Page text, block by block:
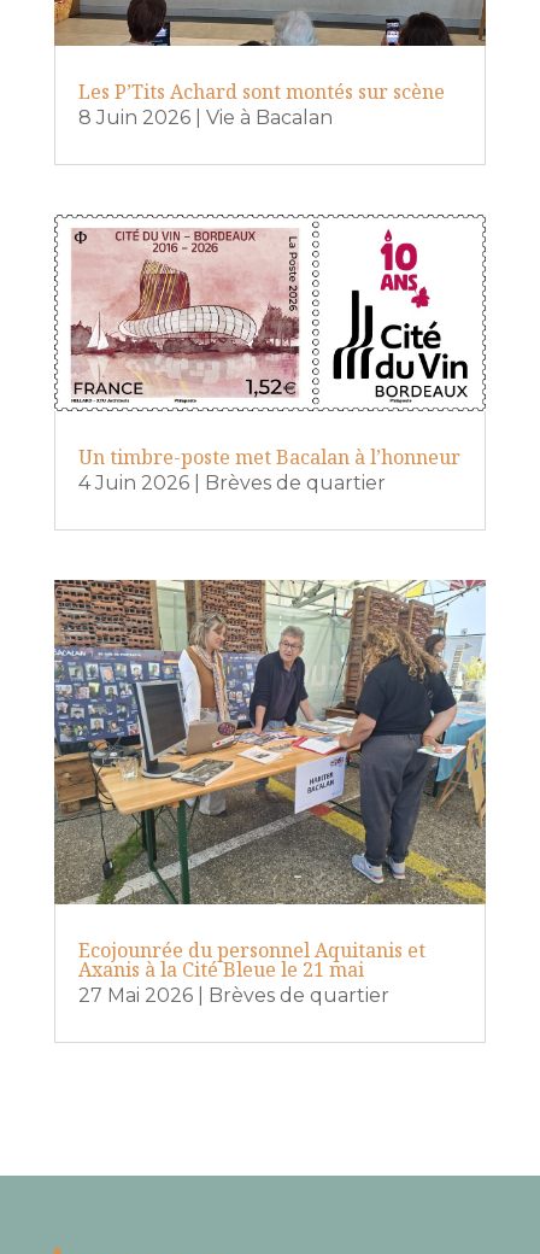
Les P’Tits Achard sont montés sur scène
8 Juin 2026| Vie à Bacalan
Un timbre-poste met Bacalan à l’honneur
4 Juin 2026| Brèves de quartier
Ecojounrée du personnel Aquitanis et
Axanis à la Cité Bleue le 21 mai
27 Mai 2026| Brèves de quartier